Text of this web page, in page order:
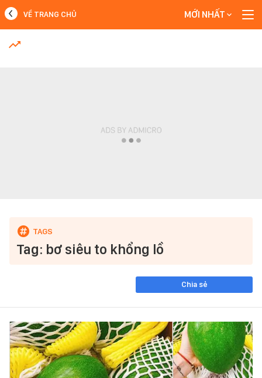
MỚI NHẤT
VỀ TRANG CHỦ MỚI NHẤT
Tag: bơ siêu to khổng lồ
Chia sẻ